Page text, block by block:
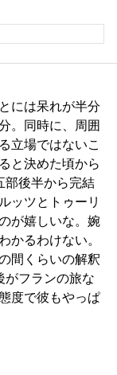
には呆れが半分
。同時に、周囲
立場ではないこ
と決めた頃から
部後半から完結
ッツとトゥーリ
が嬉しいな。婉
かるわけない。
間くらいの解釈
がフランの旅な
度で彼もやっぱ